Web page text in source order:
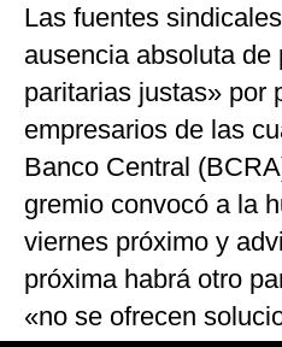
Las fuentes
ausencia absoluta de
paritarias justas» por
empresarios de las
Banco Central
gremio convocó a la
viernes próximo y
próxima habrá otro
«no se ofrecen